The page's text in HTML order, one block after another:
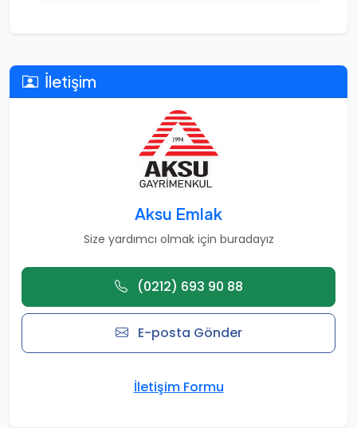
İletişim
Aksu Emlak
Size yardımcı olmak için buradayız
(0212) 693 90 88
E-posta Gönder
İletişim Formu